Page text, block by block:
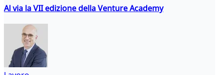
Al via la VII edizione della Venture Academy